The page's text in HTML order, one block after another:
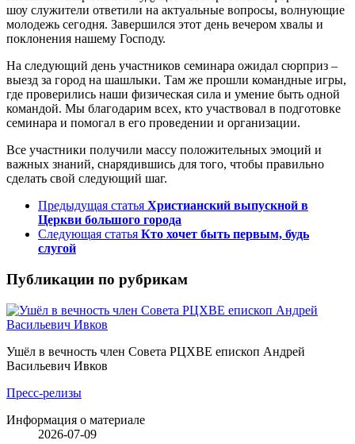
шоу служители ответили на актуальные вопросы, волнующие
молодежь сегодня. Завершился этот день вечером хвалы и
поклонения нашему Господу.
На следующий день участников семинара ожидал сюрприз –
выезд за город на шашлыки. Там же прошли командные игры,
где проверились наши физическая сила и умение быть одной
командой. Мы благодарим всех, кто участвовал в подготовке
семинара и помогал в его проведении и организации.
Все участники получили массу положительных эмоций и
важных знаний, снарядившись для того, чтобы правильно
сделать свой следующий шаг.
Предыдущая статья Христианский выпускной в
Церкви большого города
Следующая статья Кто хочет быть первым, будь
слугой
Публикации по рубрикам
Ушёл в вечность член Совета РЦХВЕ епископ Андрей
Васильевич Ивков
Пресс-релизы
Информация о материале
2026-07-09